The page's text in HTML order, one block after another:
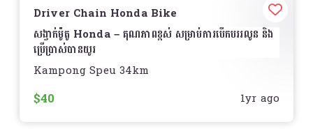
មិនសម្រាប់
រថយន្ត (Car)
មានរចនាបទខុសគ្នា ពីប្រព័ន្ធសម្អាតខ្យល់របស់ម៉ូតូ
Wet Type និង Dry Type Air Cleaner
សម្រាប់ម៉ូតូ
តម្លៃសូមទាក់ទងសម្រាប់ព័ត៌មានលម្អិត
ជ្រើសរើសសំបកកង់ល្អ ដើម្បីការបើកបរសុវត្ថិភាព និងមានប្រសិទ្ធភាព
ខ្ពស់!
Driver Chain Honda Bike
សង្វាក់ម៉ូតូ Honda – គុណភាពខ្ពស់ សម្រាប់ការបើកបររលូន និង
ប្រើប្រាស់បានយូរ
រក្សាសមត្ថភាពខ្ពស់នៃម៉ូតូ Honda របស់អ្នកដោយប្រើ
ដើម ឬជំនួសគុណភាពខ្ពស់
ដែលបង្កើតឡើងសម្រាប់សុវត្ថិភាព និង
អាយុកាលប្រើប្រាស់
Kampong Speu 34km
$40 1yr ago